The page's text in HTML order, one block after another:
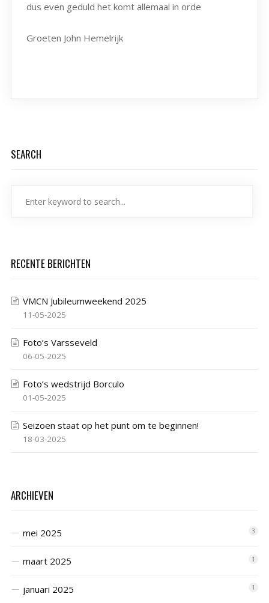
dus even geduld het komt allemaal in orde
Groeten John Hemelrijk
SEARCH
RECENTE BERICHTEN
VMCN Jubileumweekend 2025
11-05-2025
Foto’s Varsseveld
06-05-2025
Foto’s wedstrijd Borculo
01-05-2025
Seizoen staat op het punt om te beginnen!
18-03-2025
ARCHIEVEN
mei 2025 3
maart 2025 1
januari 2025 1